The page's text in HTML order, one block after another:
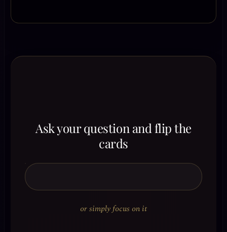
Ask your question and flip the
cards
or simply focus on it